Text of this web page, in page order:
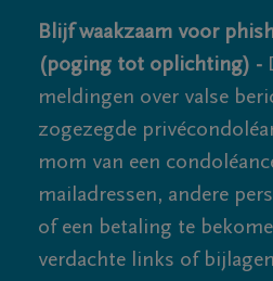
Blijf waakzaam voor
(poging tot oplichting) -
meldingen over valse
zogezegde
mom van een
mailadressen, andere
of een betaling te
verdachte links of